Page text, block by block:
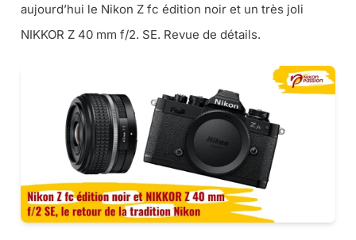
aujourd’hui le Nikon Z fc édition noir et un très joli
NIKKOR Z 40 mm f/2. SE. Revue de détails.